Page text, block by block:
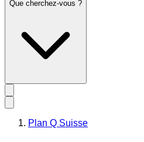
Que cherchez-vous ?
Plan Q Suisse